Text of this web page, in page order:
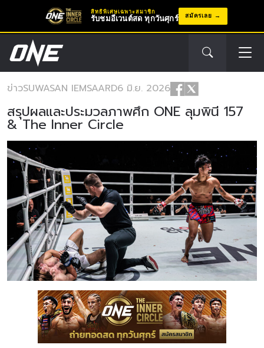
สิทธิพิเศษเฉพาะสมาชิก
รับชมอีเวนต์สด ทุกวันศุกร์ สมัครเลย
ข่าวSUWASAN IEMSAARD6 มิ.ย. 2026
สรุปผลและประมวลภาพศึก ONE ลุมพินี 157
& The Inner Circle